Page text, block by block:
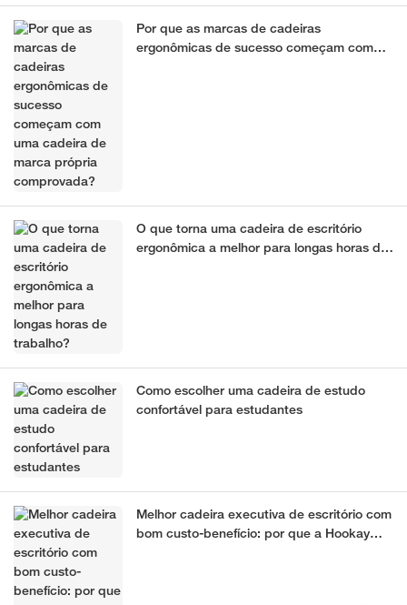
Por que as marcas de cadeiras
ergonômicas de sucesso começam com
O que torna uma cadeira de escritório
ergonômica a melhor para longas horas de
Como escolher uma cadeira de estudo
confortável para estudantes
Melhor cadeira executiva de escritório com
bom custo-benefício: por que a Hookay